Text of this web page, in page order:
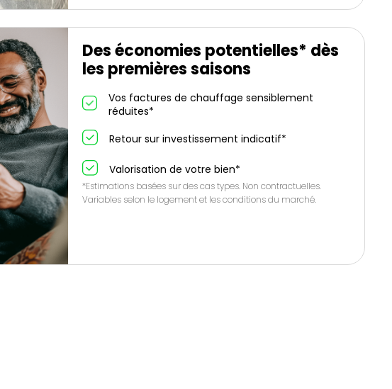
Des économies potentielles* dès
les premières saisons
Vos factures de chauffage sensiblement
réduites*
Retour sur investissement indicatif*
Valorisation de votre bien*
*Estimations basées sur des cas types. Non contractuelles.
Variables selon le logement et les conditions du marché.